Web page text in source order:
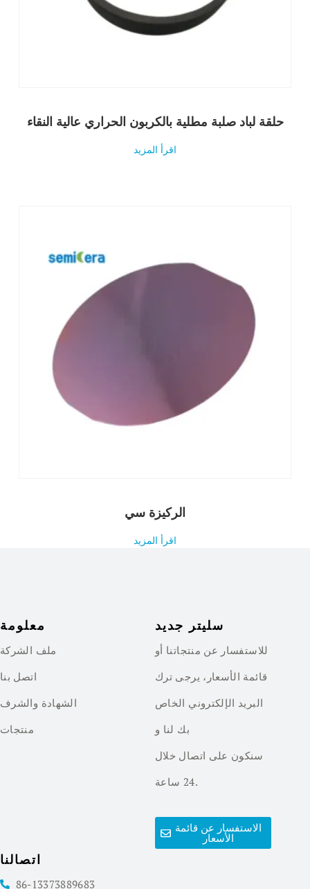
حلقة لباد صلبة مطلية بالكربون الحراري عالية النقاء
اقرأ المزيد
الركيزة سي
اقرأ المزيد
معلومة
ملف الشركة
اتصل بنا
الشهادة والشرف
منتجات
سليتر جديد
للاستفسار عن منتجاتنا أو
قائمة الأسعار، يرجى ترك
البريد الإلكتروني الخاص
بك لنا و
سنكون على اتصال خلال
24 ساعة.
الاستفسار عن قائمة
الأسعار
اتصالنا
86-13373889683